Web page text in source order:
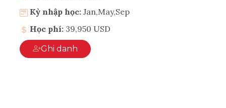
Kỳ nhập học: Jan,May,Sep
Học phí: 39,950 USD
Ghi danh